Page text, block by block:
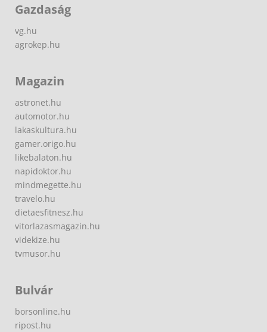
Gazdaság
vg.hu
agrokep.hu
Magazin
astronet.hu
automotor.hu
lakaskultura.hu
gamer.origo.hu
likebalaton.hu
napidoktor.hu
mindmegette.hu
travelo.hu
dietaesfitnesz.hu
vitorlazasmagazin.hu
videkize.hu
tvmusor.hu
Bulvár
borsonline.hu
ripost.hu